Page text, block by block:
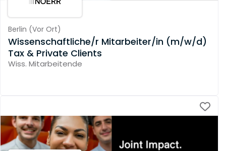
Berlin (Vor Ort)
Wissenschaftliche/r Mitarbeiter/in (m/w/d)
Tax & Private Clients
Wiss. Mitarbeitende